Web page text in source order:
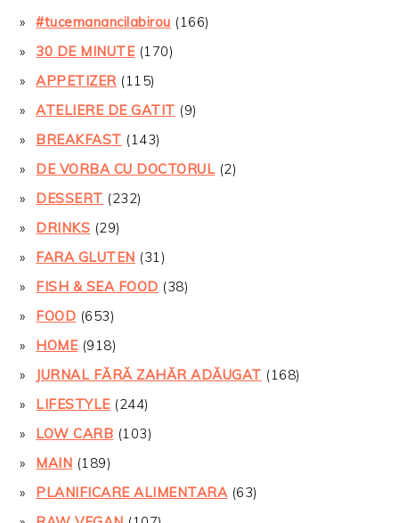
#tucemanancilabirou (166)
30 DE MINUTE(170)
APPETIZER (115)
ATELIERE DE GATIT (9)
BREAKFAST (143)
DE VORBA CU DOCTORUL (2)
DESSERT (232)
DRINKS (29)
FARA GLUTEN (31)
FISH & SEA FOOD (38)
FOOD (653)
HOME(918)
JURNAL FĂRĂ ZAHĂR ADĂUGAT (168)
LIFESTYLE(244)
LOW CARB (103)
MAIN (189)
PLANIFICARE ALIMENTARA (63)